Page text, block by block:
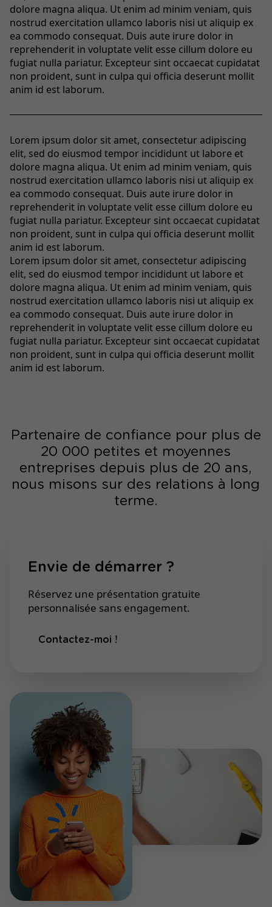
dolore magna aliqua. Ut enim ad minim veniam, quis
nostrud exercitation ullamco laboris nisi ut aliquip ex
ea commodo consequat. Duis aute irure dolor in
reprehenderit in voluptate velit esse cillum dolore eu
fugiat nulla pariatur. Excepteur sint occaecat cupidatat
non proident, sunt in culpa qui officia deserunt mollit
anim id est laborum.
Lorem ipsum dolor sit amet, consectetur adipiscing
elit, sed do eiusmod tempor incididunt ut labore et
dolore magna aliqua. Ut enim ad minim veniam, quis
nostrud exercitation ullamco laboris nisi ut aliquip ex
ea commodo consequat. Duis aute irure dolor in
reprehenderit in voluptate velit esse cillum dolore eu
fugiat nulla pariatur. Excepteur sint occaecat cupidatat
non proident, sunt in culpa qui officia deserunt mollit
anim id est laborum.
Lorem ipsum dolor sit amet, consectetur adipiscing
elit, sed do eiusmod tempor incididunt ut labore et
dolore magna aliqua. Ut enim ad minim veniam, quis
nostrud exercitation ullamco laboris nisi ut aliquip ex
ea commodo consequat. Duis aute irure dolor in
reprehenderit in voluptate velit esse cillum dolore eu
fugiat nulla pariatur. Excepteur sint occaecat cupidatat
non proident, sunt in culpa qui officia deserunt mollit
anim id est laborum.
Partenaire de confiance pour plus de
20 000 petites et moyennes
entreprises depuis plus de 20 ans,
nous misons sur des relations à long
terme.
Envie de démarrer ?
Réservez une présentation gratuite
personnalisée sans engagement.
Contactez-moi !